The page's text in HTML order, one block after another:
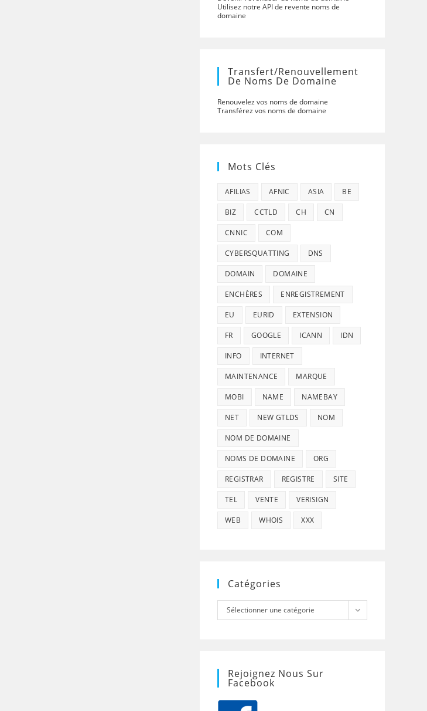
Utilisez notre API de revente noms de
domaine
Transfert/renouvellement
De Noms De Domaine
Renouvelez vos noms de domaine
Transférez vos noms de domaine
Mots Clés
AFILIAS AFNIC ASIA BE
BIZ CCTLD CH CN
CNNIC COM
CYBERSQUATTING DNS
DOMAIN DOMAINE
ENCHÈRES ENREGISTREMENT
EU EURID EXTENSION
FR GOOGLE ICANN IDN
INFO INTERNET
MAINTENANCE MARQUE
MOBI NAME NAMEBAY
NET NEW GTLDS NOM
NOM DE DOMAINE
NOMS DE DOMAINE ORG
REGISTRAR REGISTRE SITE
TEL VENTE VERISIGN
WEB WHOIS XXX
Catégories
Catégories
Sélectionner une catégorie
Rejoignez Nous Sur
Facebook